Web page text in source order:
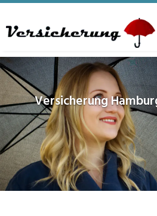
to
content
Versicherung